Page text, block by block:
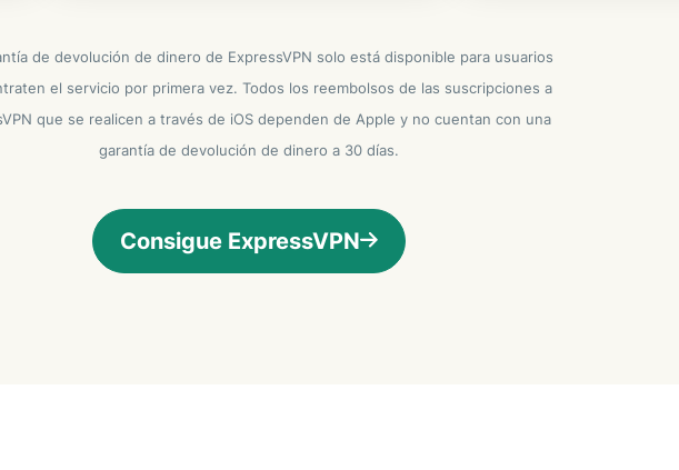
de devolución de dinero de ExpressVPN solo está disponible para usuarios
el servicio por primera vez. Todos los reembolsos de las suscripciones a
que se realicen a través de iOS dependen de Apple y no cuentan con una
garantía de devolución de dinero a 30 días.
Consigue ExpressVPN